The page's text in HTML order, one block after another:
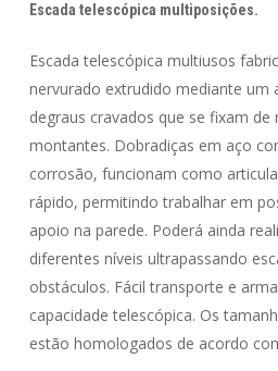
Escada telescópica multiposições.
Escada telescópica multiusos
nervurado extrudido mediante um
degraus cravados que se fixam
montantes. Dobradiças em aço
corrosão, funcionam como
rápido, permitindo trabalhar em
apoio na parede. Poderá ainda
diferentes níveis ultrapassando
obstáculos. Fácil transporte e
capacidade telescópica. Os
estão homologados de acordo